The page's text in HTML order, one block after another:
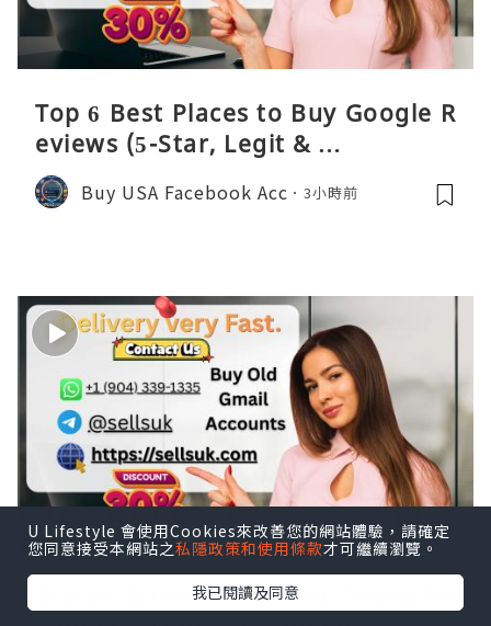
Top 6 Best Places to Buy Google R
eviews (5-Star, Legit & …
Buy USA Facebook Acc 3小時前
Top 11 Trusted Sites for Safely Bu
U Lifestyle 會使用Cookies來改善您的網站體驗，請確定
您同意接受本網站之私隱政策和使用條款才可繼續瀏覽。
我已閱讀及同意